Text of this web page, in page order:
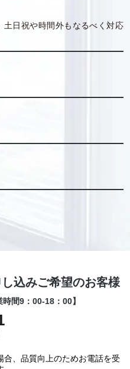
土日祝や時間外もなるべく対応
込みご希望のお客様
時間9：00-18：00】
、品質向上のためお電話を受